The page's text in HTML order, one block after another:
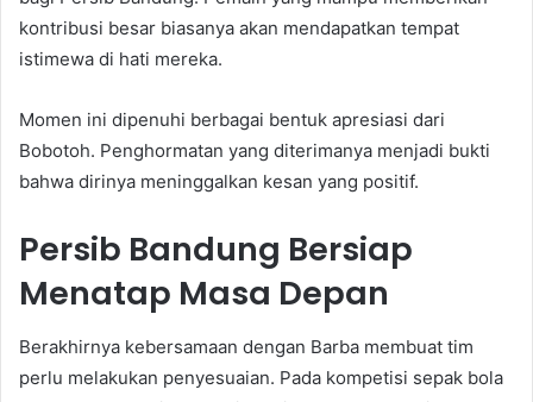
kontribusi besar biasanya akan mendapatkan tempat
istimewa di hati mereka.
Momen ini dipenuhi berbagai bentuk apresiasi dari
Bobotoh. Penghormatan yang diterimanya menjadi bukti
bahwa dirinya meninggalkan kesan yang positif.
Persib Bandung Bersiap
Menatap Masa Depan
Berakhirnya kebersamaan dengan Barba membuat tim
perlu melakukan penyesuaian. Pada kompetisi sepak bola